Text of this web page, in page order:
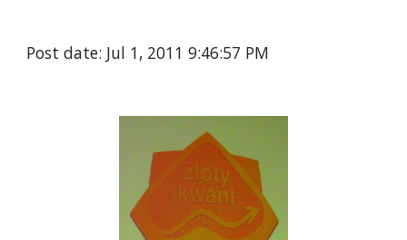
Post date: Jul 1, 2011 9:46:57 PM